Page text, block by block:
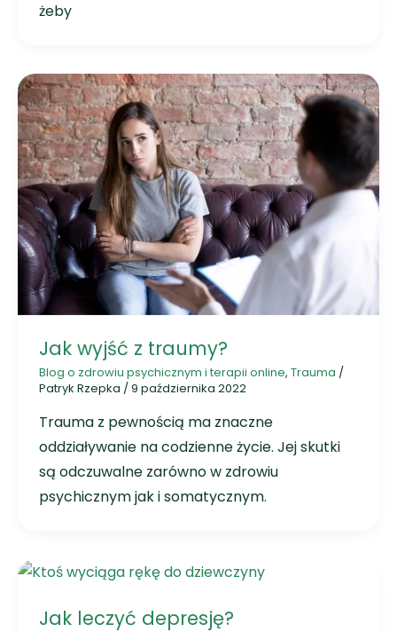
żeby
Jak wyjść z traumy?
Blog o zdrowiu psychicznym i terapii online, Trauma /
Patryk Rzepka /9 października 2022
Trauma z pewnością ma znaczne
oddziaływanie na codzienne życie. Jej skutki
są odczuwalne zarówno w zdrowiu
psychicznym jak i somatycznym.
Jak leczyć depresję?